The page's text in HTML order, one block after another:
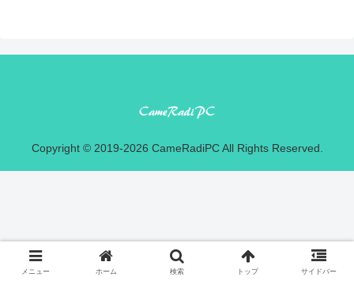
Copyright © 2019-2026 CameRadiPC All Rights Reserved.
メニュー ホーム 検索 トップ サイドバー